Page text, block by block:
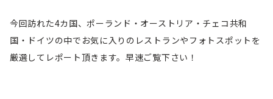
今回訪れた4カ国、ポーランド・オーストリア・チェコ共和
国・ドイツの中でお気に入りのレストランやフォトスポットを
厳選してレポート頂きます。早速ご覧下さい！